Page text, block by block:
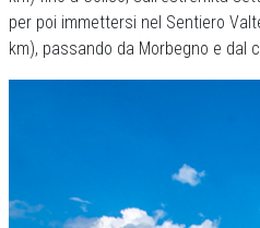
per poi immettersi nel Sentiero
km), passando da Morbegno e dal